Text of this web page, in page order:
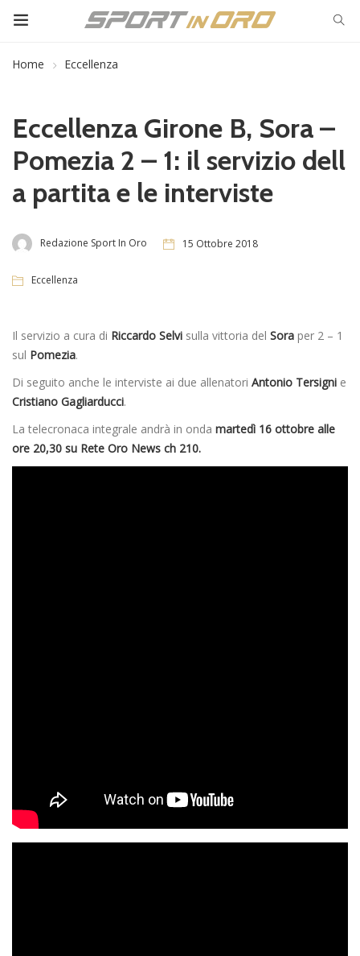
Home Eccellenza
Eccellenza Girone B, Sora –
Pomezia 2 – 1: il servizio dell
a partita e le interviste
Redazione Sport In Oro 15 Ottobre 2018
Eccellenza
Il servizio a cura di Riccardo Selvi sulla vittoria del Sora per 2 – 1
sul Pomezia.
Di seguito anche le interviste ai due allenatori Antonio Tersigni e
Cristiano Gagliarducci.
La telecronaca integrale andrà in onda martedì 16 ottobre alle
ore 20,30 su Rete Oro News ch 210.